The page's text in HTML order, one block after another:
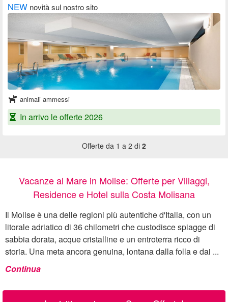
NEW novità sul nostro sito
animali ammessi
In arrivo le offerte 2026
Offerte da 1 a 2 di 2
Vacanze al Mare in Molise: Offerte per Villaggi,
Residence e Hotel sulla Costa Molisana
Il Molise è una delle regioni più autentiche d'Italia, con un
litorale adriatico di 36 chilometri che custodisce spiagge di
sabbia dorata, acque cristalline e un entroterra ricco di
storia. Una meta ancora genuina, lontana dalla folla e dai ...
Continua